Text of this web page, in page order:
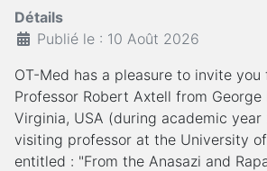
Détails
Publié le : 10 Août 2026
OT-Med has a pleasure to invite
Professor Robert Axtell from George
Virginia, USA (during academic year
visiting professor at the University
entitled : "From the Anasazi and